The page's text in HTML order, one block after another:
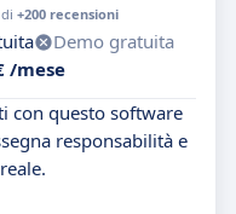
+200 recensioni
Demo gratuita
/mese
con questo software
responsabilità e